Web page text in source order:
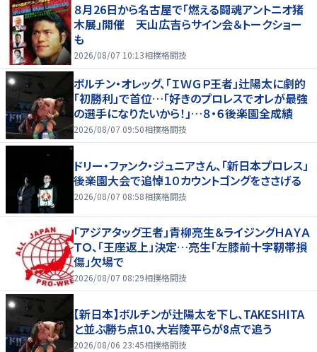
８月26日から名古屋で「燃える闘魂アントニオ猪
木展」開催 天山広吉らサイン会＆トークショー
も
2026/08/07 10:13相撲格闘技
ボルチン・オレッグ、「ＩＷＧＰ王者」辻陽太に劇的
「初勝利」で首位…「好きのプロレスでオレが最強
の選手になりたいから！」…８・６後楽園全成績
2026/08/07 09:50相撲格闘技
ドリー・ファンク・ジュニアさん、「新日本プロレス」
後楽園大会で追悼１０カウントゴングをささげる
2026/08/07 08:58相撲格闘技
「アジアタッグ王者」青柳亮生＆ライジングＨＡＹＡ
ＴＯ、「王座返上」決定…亮生「左膝前十字靭帯損
傷」欠場で
2026/08/07 08:29相撲格闘技
【新日本】ボルチンが辻陽太を下し、TAKESHITA
と並ぶ勝ち点10、大岩陵平らが8点で追う
2026/08/06 23:45相撲格闘技